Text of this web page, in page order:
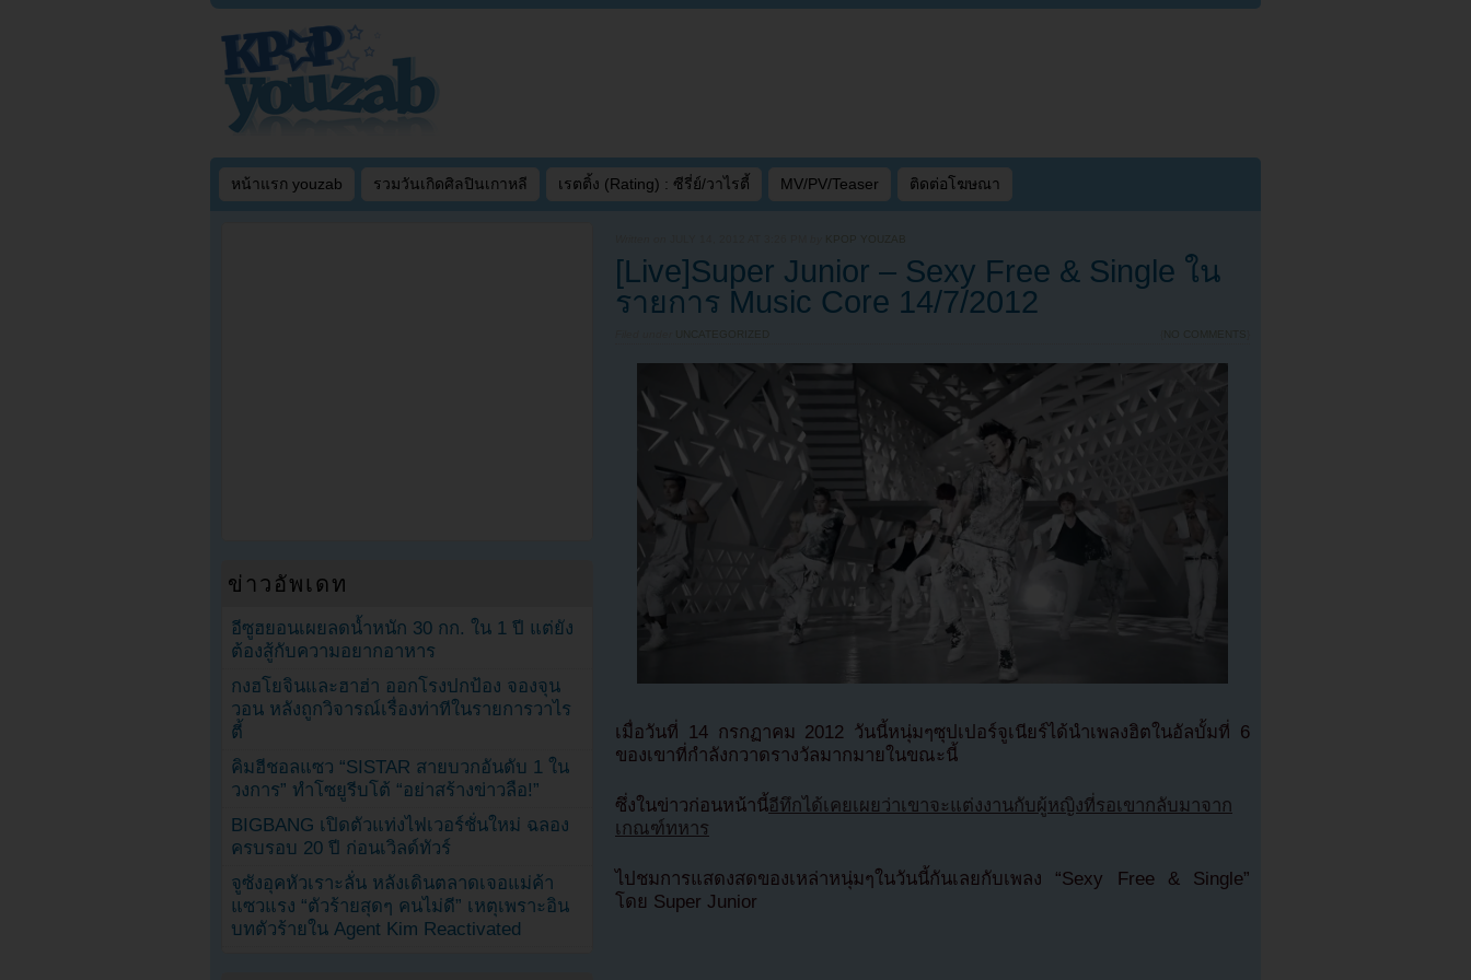
หน้าแรก youzab รวมวันเกิดศิลปินเกาหลี เรตติ้ง (Rating) : ซีรี่ย์/วาไรตี้ MV/PV/Teaser ติดต่อโฆษณา
KPOP YOUZAB
[Live]Super Junior – Sexy Free & Single ใน
รายการ Music Core 14/7/2012
UNCATEGORIZED NO COMMENTS
เมื่อวันที่ 14 กรกฏาคม 2012 วันนี้หนุ่มๆซุปเปอร์จูเนียร์ได้นำเพลงฮิตในอัลบั้มที่ 6
ของเขาที่กำลังกวาดรางวัลมากมายในขณะนี้
ซึ่งในข่าวก่อนหน้านี้อีทึกได้เคยเผยว่าเขาจะแต่งงานกับผู้หญิงที่รอเขากลับมาจาก
เกณฑ์ทหาร
ไปชมการแสดงสดของเหล่าหนุ่มๆในวันนี้กันเลยกับเพลง “Sexy Free & Single”
โดย Super Junior
ข่าวอัพเดท
อีซูฮยอนเผยลดน้ำหนัก 30 กก. ใน 1 ปี แต่ยัง
ต้องสู้กับความอยากอาหาร
กงฮโยจินและฮาฮ่า ออกโรงปกป้อง จองจุน
วอน หลังถูกวิจารณ์เรื่องท่าทีในรายการวาไร
ตี้
คิมฮีชอลแซว “SISTAR สายบวกอันดับ 1 ใน
วงการ” ทำโซยูรีบโต้ “อย่าสร้างข่าวลือ!”
BIGBANG เปิดตัวแท่งไฟเวอร์ชั่นใหม่ ฉลอง
ครบรอบ 20 ปี ก่อนเวิลด์ทัวร์
จูซังอุคหัวเราะลั่น หลังเดินตลาดเจอแม่ค้า
แซวแรง “ตัวร้ายสุดๆ คนไม่ดี” เหตุเพราะอิน
บทตัวร้ายใน Agent Kim Reactivated